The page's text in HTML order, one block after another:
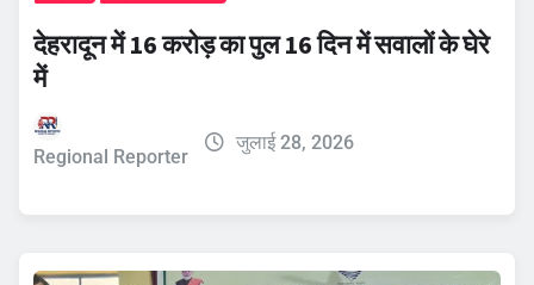
देहरादून में 16 करोड़ का पुल 16 दिन में सवालों के घेरे
में
Regional Reporter
जुलाई 28, 2026